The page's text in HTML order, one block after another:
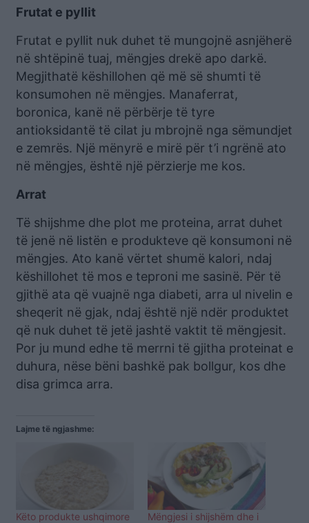
Frutat e pyllit
Frutat e pyllit nuk duhet të mungojnë asnjëherë
në shtëpinë tuaj, mëngjes drekë apo darkë.
Megjithatë këshillohen që më së shumti të
konsumohen në mëngjes. Manaferrat,
boronica, kanë në përbërje të tyre
antioksidantë të cilat ju mbrojnë nga sëmundjet
e zemrës. Një mënyrë e mirë për t’i ngrënë ato
në mëngjes, është një përzierje me kos.
Arrat
Të shijshme dhe plot me proteina, arrat duhet
të jenë në listën e produkteve që konsumoni në
mëngjes. Ato kanë vërtet shumë kalori, ndaj
këshillohet të mos e teproni me sasinë. Për të
gjithë ata që vuajnë nga diabeti, arra ul nivelin e
sheqerit në gjak, ndaj është një ndër produktet
që nuk duhet të jetë jashtë vaktit të mëngjesit.
Por ju mund edhe të merrni të gjitha proteinat e
duhura, nëse bëni bashkë pak bollgur, kos dhe
disa grimca arra.
Lajme të ngjashme:
Këto produkte ushqimore
Mëngjesi i shijshëm dhe i